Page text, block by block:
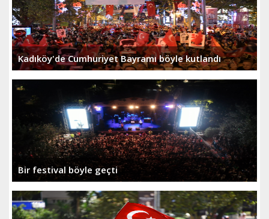
Kadıköy'de Cumhuriyet Bayramı böyle kutlandı
Bir festival böyle geçti